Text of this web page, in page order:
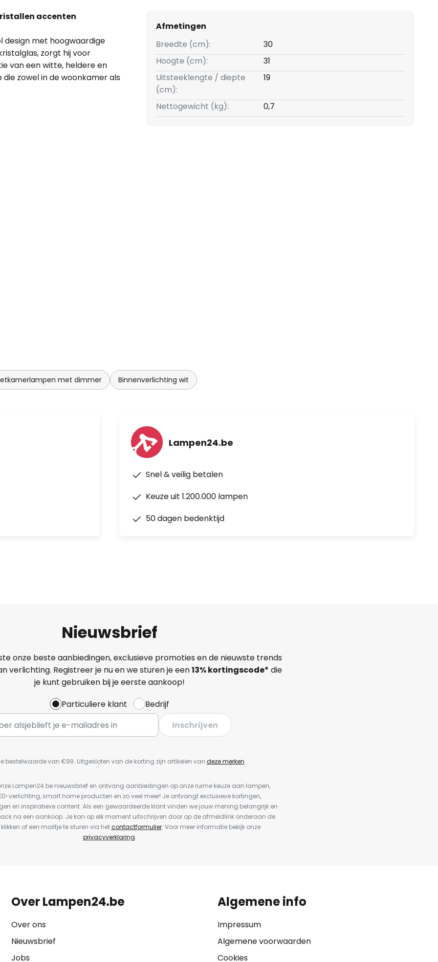
accenten
design met hoogwaardige
zorgt hij voor
van een witte, heldere en
zowel in de woonkamer als
dimbaar is via een externe
functioneel
dat elke ruimte een
Afmetingen
Breedte (cm):
30
Hoogte (cm):
31
Uitsteeklengte / diepte
(cm):
19
Nettogewicht (kg): 0,7
met dimmer Binnenverlichting wit
Lampen24.be
Snel & veilig betalen
Keuze uit 1.200.000 lampen
50 dagen bedenktijd
Nieuwsbrief
onze beste aanbiedingen, exclusieve promoties en de nieuwste trends
verlichting. Registreer je nu en we sturen je een13%kortingscode* die
je kunt gebruiken bij je eerste aankoop!
Particuliere klant
Bedrijf
Inschrijven
bestelwaarde van €99. Uitgesloten van de korting zijn artikelen van deze merken.
Lampen24.be nieuwsbrief en ontvang aanbiedingen op onze ruime keuze aan lampen,
verlichting, smart home producten en zo veel meer! Je ontvangt exclusieve kortingen,
en inspiratieve content. Als een gewaardeerde klant vinden we jouw mening belangrijk en
na een aankoop. Je kan op elk moment uitschrijven door op de afmeldlink onderaan de
of een mailtje te sturen via hetcontactformulier. Voor meer informatie bekijk onze
privacyverklaring.
Over Lampen24.be
Over ons
Nieuwsbrief
Jobs
Algemene info
Impressum
Algemene voorwaarden
Cookies